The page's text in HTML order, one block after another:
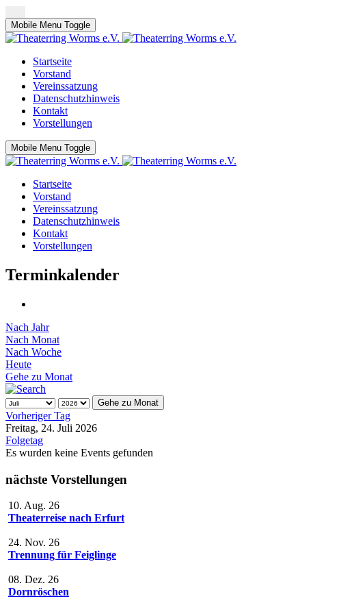
Mobile Menu Toggle
Startseite
Vorstand
Vereinssatzung
Datenschutzhinweis
Kontakt
Vorstellungen
Mobile Menu Toggle
Startseite
Vorstand
Vereinssatzung
Datenschutzhinweis
Kontakt
Vorstellungen
Terminkalender
Nach Jahr
Nach Monat
Nach Woche
Heute
Gehe zu Monat
Gehe zu Monat
Vorheriger Tag
Freitag, 24. Juli 2026
Folgetag
Es wurden keine Events gefunden
nächste Vorstellungen
10. Aug. 26
Theaterreise nach Erfurt
24. Nov. 26
Trennung für Feiglinge
08. Dez. 26
Dornröschen